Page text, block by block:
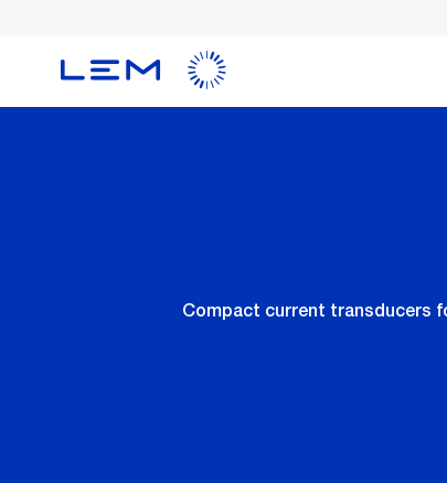
Compact current transducers